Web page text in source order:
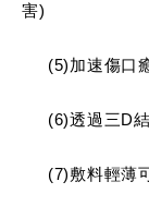
害)
(5)加速傷口
(6)透過三D結
(7)敷料輕薄可